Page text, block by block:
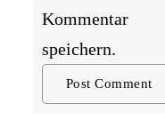
Kommentar
speichern.